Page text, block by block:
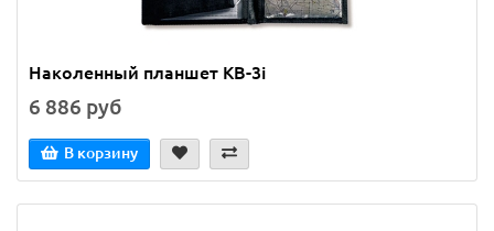
Наколенный планшет KB-3i
6 886 руб
В корзину